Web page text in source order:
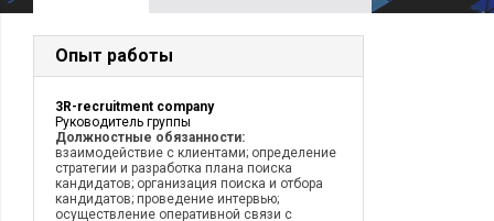
Опыт работы
3R-recruitment company
Руководитель группы
Должностные обязанности:
взаимодействие с клиентами; определение
стратегии и разработка плана поиска
кандидатов; организация поиска и отбора
кандидатов; проведение интервью;
осуществление оперативной связи с